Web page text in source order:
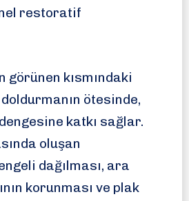
restoratif
görünen kısmındaki
ötesinde,
katkı sağlar.
oluşan
dağılması, ara
korunması ve plak